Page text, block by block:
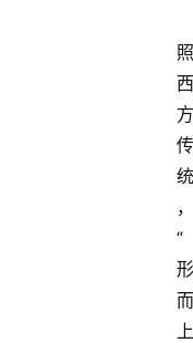
照
西
方
传
统
，
“
形
而
上